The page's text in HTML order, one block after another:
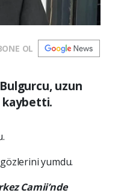
OL
uzun
kaybetti.
yumdu.
Camii’nde